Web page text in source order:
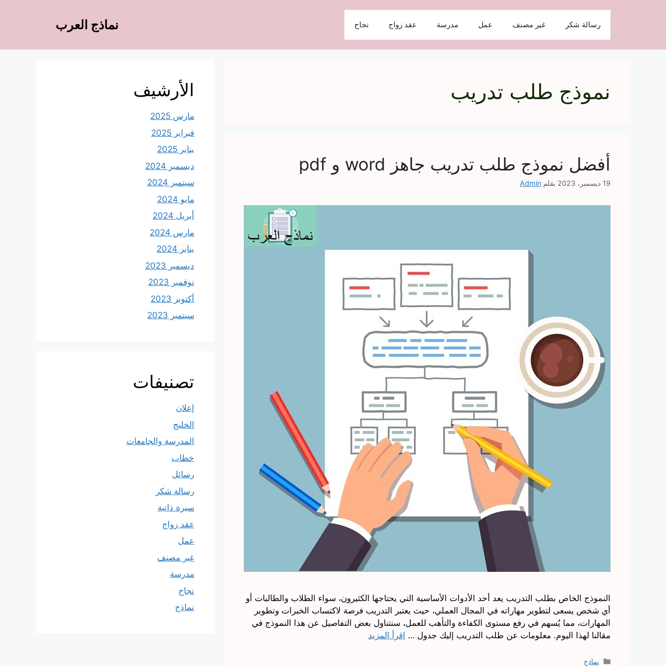
نماذج العرب رسالة شكر غير مصنف عمل مدرسة عقد زواج نجاح
نموذج طلب تدريب
أفضل نموذج طلب تدريب جاهز word و pdf
19 ديسمبر، 2023 بقلم Admin
النموذج الخاص بطلب التدريب يعد أحد الأدوات الأساسية التي يحتاجها الكثيرون، سواء الطلاب والطالبات أو
أي شخص يسعى لتطوير مهاراته في المجال العملي، حيث يعتبر التدريب فرصة لاكتساب الخبرات وتطوير
المهارات، مما يُسهم في رفع مستوى الكفاءة والتأهب للعمل، سنتناول بعض التفاصيل عن هذا النموذج في
مقالنا لهذا اليوم. معلومات عن طلب التدريب إليك جدول … اقرأ المزيد
التصنيفات
نماذج
الأرشيف
مارس 2025
فبراير 2025
يناير 2025
ديسمبر 2024
سبتمبر 2024
مايو 2024
أبريل 2024
مارس 2024
يناير 2024
ديسمبر 2023
نوفمبر 2023
أكتوبر 2023
سبتمبر 2023
تصنيفات
إعلان
الخليج
المدرسة والجامعات
خطاب
رسائل
رسالة شكر
سيرة ذاتية
عقد زواج
عمل
غير مصنف
مدرسة
نجاح
نماذج